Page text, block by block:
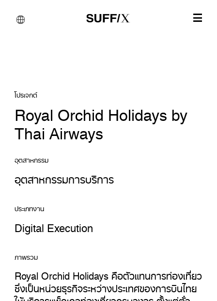
โปรเจกต์
Royal Orchid Holidays by
Thai Airways
อุตสาหกรรม
อุตสาหกรรมการบริการ
ประเภทงาน
Digital Execution
ภาพรวม
Royal Orchid Holidays คือตัวแทนการท่องเที่ยว
ซึ่งเป็นหน่วยธุรกิจระหว่างประเทศของการบินไทย